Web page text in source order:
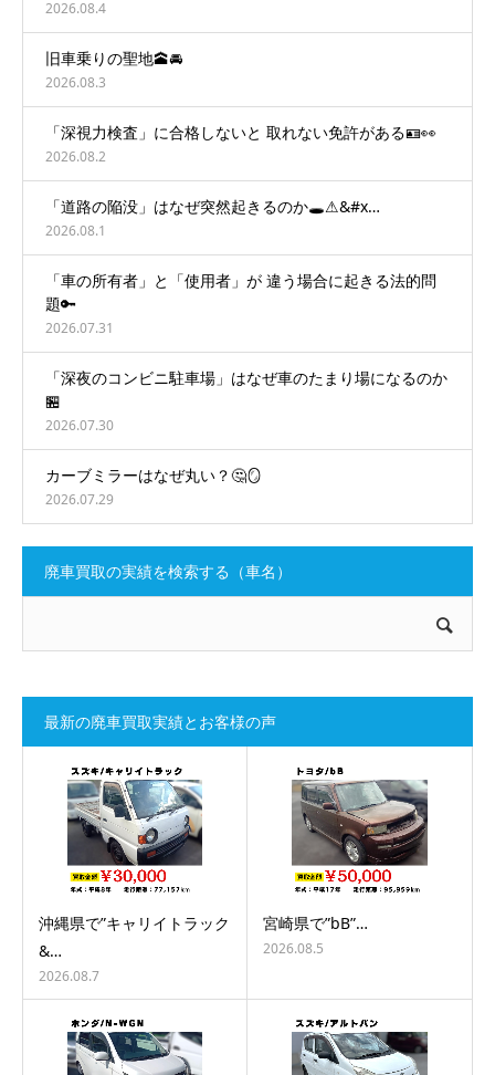
2026.08.4
旧車乗りの聖地🕋🚘
2026.08.3
「深視力検査」に合格しないと 取れない免許がある🪪👀
2026.08.2
「道路の陥没」はなぜ突然起きるのか🕳️⚠&#x…
2026.08.1
「車の所有者」と「使用者」が 違う場合に起きる法的問
題🔑
2026.07.31
「深夜のコンビニ駐車場」はなぜ車のたまり場になるのか
🏪
2026.07.30
カーブミラーはなぜ丸い？🤔🪞
2026.07.29
廃車買取の実績を検索する（車名）
最新の廃車買取実績とお客様の声
沖縄県で”キャリイトラック
&…
2026.08.7
宮崎県で”bB”…
2026.08.5